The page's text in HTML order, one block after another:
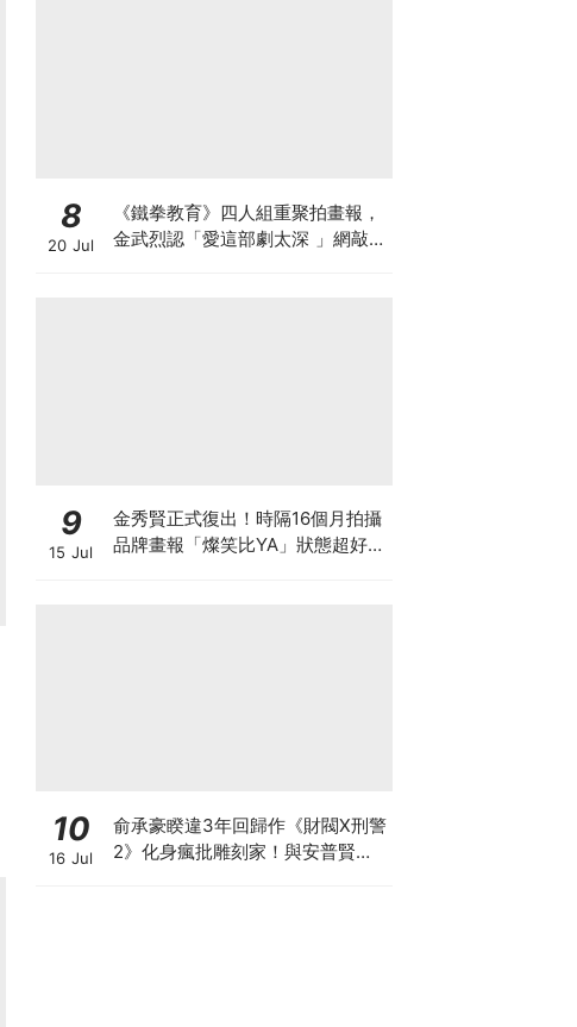
8
20 Jul
《鐵拳教育》四人組重聚拍畫報，
金武烈認「愛這部劇太深 」網敲：
9
15 Jul
金秀賢正式復出！時隔16個月拍攝
品牌畫報「燦笑比YA」狀態超好，
10
16 Jul
俞承豪睽違3年回歸作《財閥X刑警
2》化身瘋批雕刻家！與安普賢從